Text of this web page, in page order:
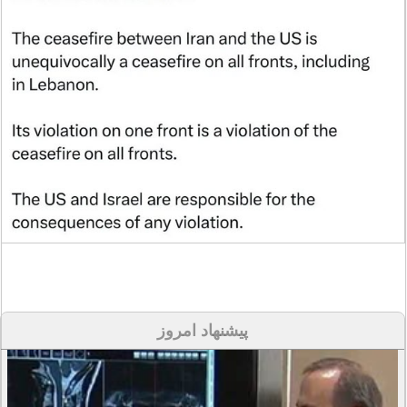
پیشنهاد امروز